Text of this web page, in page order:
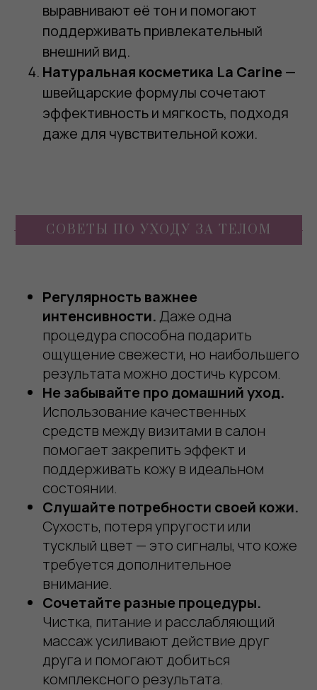
выравнивают её тон и помогают
поддерживать привлекательный
внешний вид.
Натуральная косметика La Carine —
швейцарские формулы сочетают
эффективность и мягкость, подходя
даже для чувствительной кожи.
СОВЕТЫ ПО УХОДУ ЗА ТЕЛОМ
Регулярность важнее
интенсивности. Даже одна
процедура способна подарить
ощущение свежести, но наибольшего
результата можно достичь курсом.
Не забывайте про домашний уход.
Использование качественных
средств между визитами в салон
помогает закрепить эффект и
поддерживать кожу в идеальном
состоянии.
Слушайте потребности своей кожи.
Сухость, потеря упругости или
тусклый цвет — это сигналы, что коже
требуется дополнительное
внимание.
Сочетайте разные процедуры.
Чистка, питание и расслабляющий
массаж усиливают действие друг
друга и помогают добиться
комплексного результата.